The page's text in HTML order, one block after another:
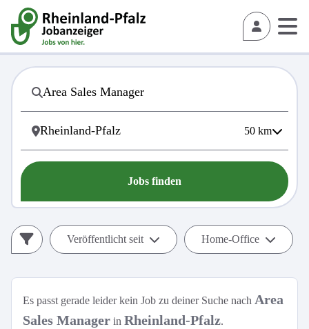
50 km
Jobs finden
Veröffentlicht seit Home-Office
Es passt gerade leider kein Job zu deiner Suche nach Area
Sales Manager in Rheinland-Pfalz.